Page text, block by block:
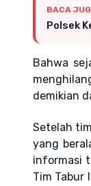
BACA
Polsek
Bahwa
demikian
Setelah
yang
informasi
Tim Tabur